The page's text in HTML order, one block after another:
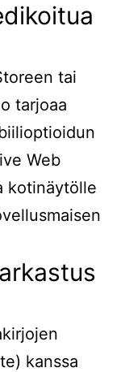
tai
tarjoaa
Web
kotinäytölle
kanssa